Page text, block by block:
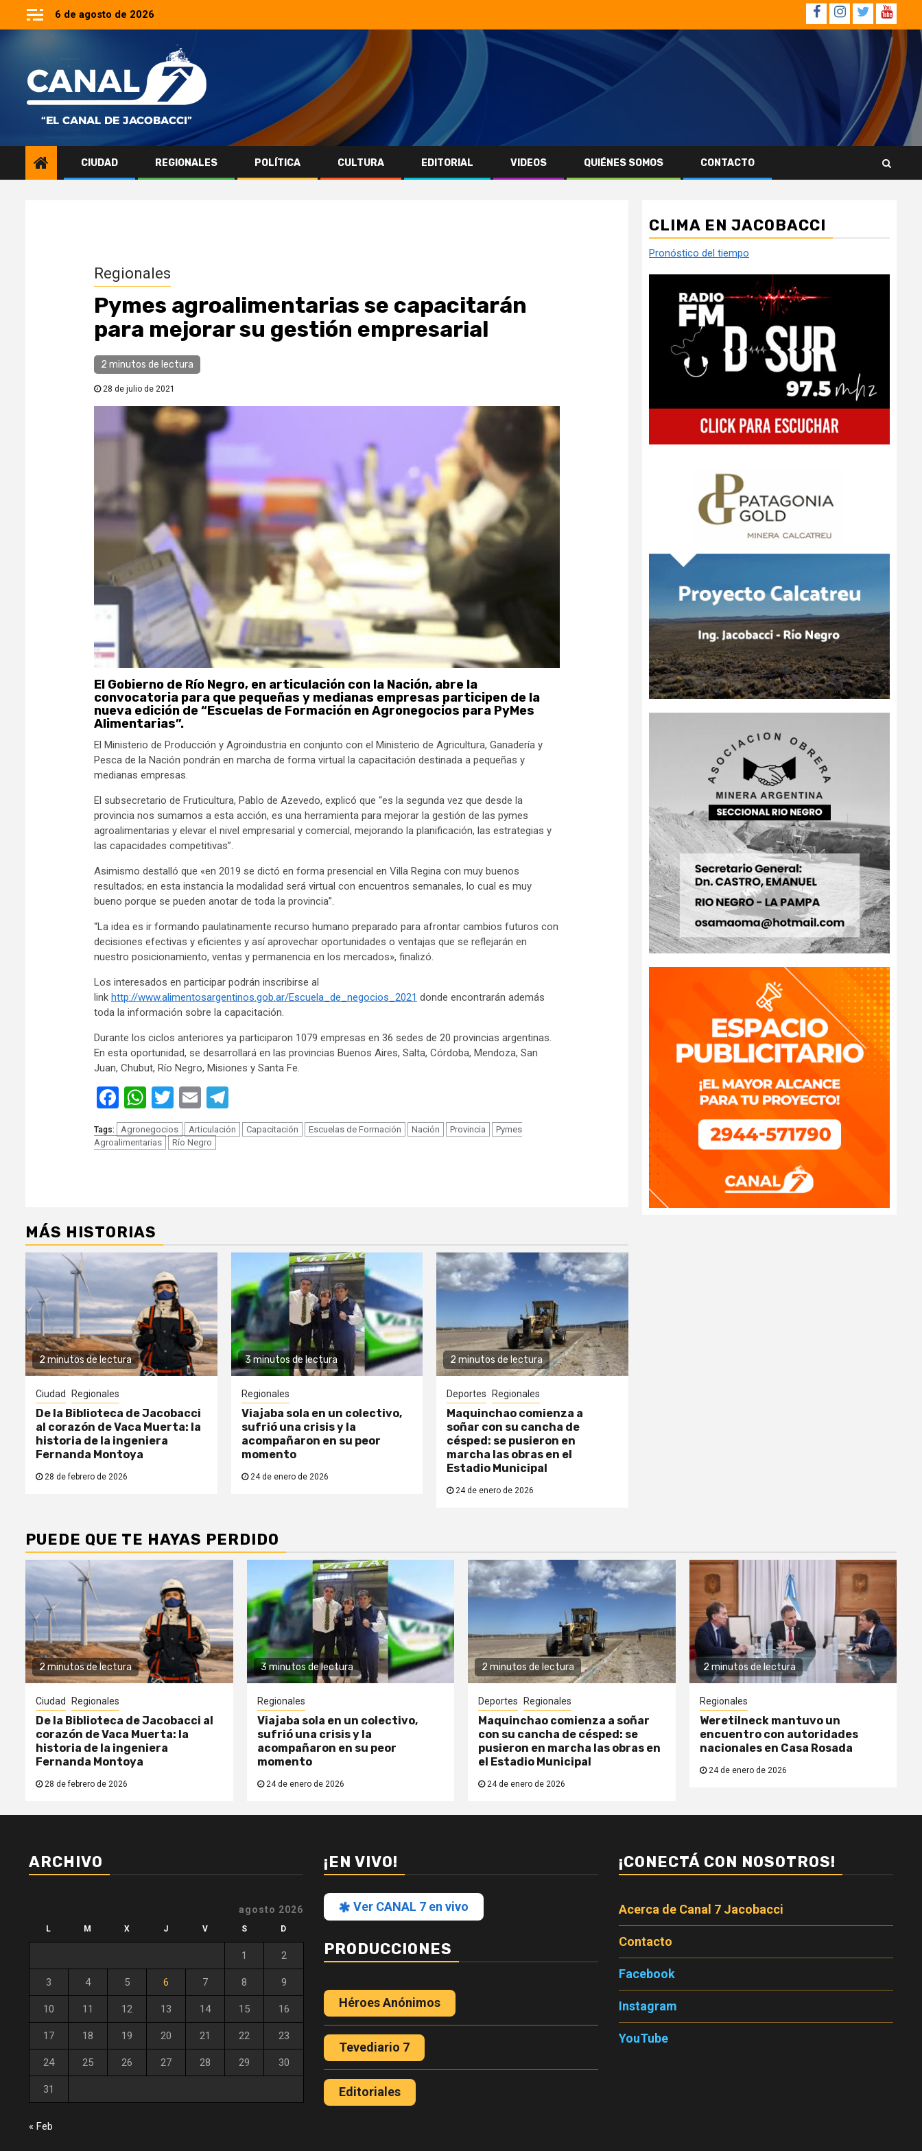
6 de agosto de 2026 Facebook
Instagram
Twitter
CIUDAD REGIONALES POLÍTICA CULTURA EDITORIAL VIDEOS QUIÉNES SOMOS CONTACTO
Regionales
Pymes agroalimentarias se capacitarán
para mejorar su gestión empresarial
2 minutos de lectura
28 de julio de 2021
El Gobierno de Río Negro, en articulación con la Nación, abre la
convocatoria para que pequeñas y medianas empresas participen de la
nueva edición de “Escuelas de Formación en Agronegocios para PyMes
Alimentarias”.
El Ministerio de Producción y Agroindustria en conjunto con el Ministerio de Agricultura, Ganadería y
Pesca de la Nación pondrán en marcha de forma virtual la capacitación destinada a pequeñas y
medianas empresas.
El subsecretario de Fruticultura, Pablo de Azevedo, explicó que “es la segunda vez que desde la
provincia nos sumamos a esta acción, es una herramienta para mejorar la gestión de las pymes
agroalimentarias y elevar el nivel empresarial y comercial, mejorando la planificación, las estrategias y
las capacidades competitivas”.
Asimismo destalló que «en 2019 se dictó en forma presencial en Villa Regina con muy buenos
resultados; en esta instancia la modalidad será virtual con encuentros semanales, lo cual es muy
bueno porque se pueden anotar de toda la provincia”.
“La idea es ir formando paulatinamente recurso humano preparado para afrontar cambios futuros con
decisiones efectivas y eficientes y así aprovechar oportunidades o ventajas que se reflejarán en
nuestro posicionamiento, ventas y permanencia en los mercados», finalizó.
Los interesados en participar podrán inscribirse al
linkhttp://www.alimentosargentinos.gob.ar/Escuela_de_negocios_2021 donde encontrarán además
toda la información sobre la capacitación.
Durante los ciclos anteriores ya participaron 1079 empresas en 36 sedes de 20 provincias argentinas.
En esta oportunidad, se desarrollará en las provincias Buenos Aires, Salta, Córdoba, Mendoza, San
Juan, Chubut, Río Negro, Misiones y Santa Fe.
Facebook
WhatsApp
Twitter
Email
Tags: Agronegocios Articulación Capacitación Escuelas de Formación Nación Provincia
Pymes
Agroalimentarias
Río Negro
MÁS HISTORIAS
2 minutos de lectura
Ciudad Regionales
De la Biblioteca de Jacobacci
al corazón de Vaca Muerta: la
historia de la ingeniera
Fernanda Montoya
28 de febrero de 2026
3 minutos de lectura
Regionales
Viajaba sola en un colectivo,
sufrió una crisis y la
acompañaron en su peor
momento
24 de enero de 2026
2 minutos de lectura
Deportes Regionales
Maquinchao comienza a
soñar con su cancha de
césped: se pusieron en
marcha las obras en el
Estadio Municipal
24 de enero de 2026
CLIMA EN JACOBACCI
Pronóstico del tiempo
PUEDE QUE TE HAYAS PERDIDO
2 minutos de lectura
Ciudad Regionales
De la Biblioteca de Jacobacci al
corazón de Vaca Muerta: la
historia de la ingeniera
Fernanda Montoya
28 de febrero de 2026
3 minutos de lectura
Regionales
Viajaba sola en un colectivo,
sufrió una crisis y la
acompañaron en su peor
momento
24 de enero de 2026
2 minutos de lectura
Deportes Regionales
Maquinchao comienza a soñar
con su cancha de césped: se
pusieron en marcha las obras en
el Estadio Municipal
24 de enero de 2026
2 minutos de lectura
Regionales
Weretilneck mantuvo un
encuentro con autoridades
nacionales en Casa Rosada
24 de enero de 2026
ARCHIVO
agosto 2026
L M X J V S D
1 2
3 4 5 6 7 8 9
10 11 12 13 14 15 16
17 18 19 20 21 22 23
24 25 26 27 28 29 30
31
« Feb
¡EN VIVO!
Ver CANAL 7 en vivo
PRODUCCIONES
Héroes Anónimos
Tevediario 7
Editoriales
¡CONECTÁ CON NOSOTROS!
Acerca de Canal 7 Jacobacci
Contacto
Facebook
Instagram
YouTube